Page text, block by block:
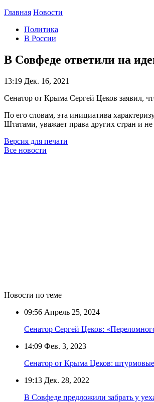
Главная Новости
Политика
В России
В Совфеде ответили на
13:19 Дек. 16, 2021
Сенатор от Крыма Сергей Цеков заявил,
По его словам, эта инициатива
Штатами, уважает права других стран и
Версия для печати
Все новости
Новости по теме
09:56 Апрель 25, 2024
Сенатор Сергей Цеков:
14:09 Фев. 3, 2023
Сенатор от Крыма Цеков:
19:13 Дек. 28, 2022
В Совфеде предложили забрать у